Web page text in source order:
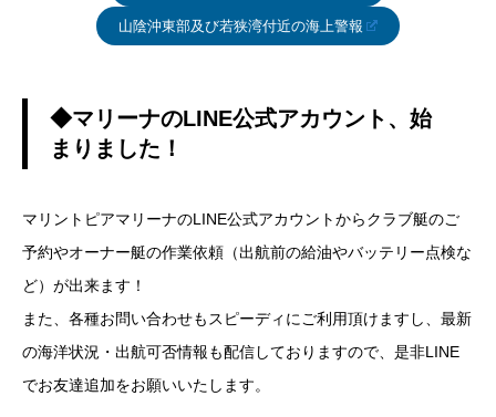
山陰沖東部及び若狭湾付近の海上警報
◆マリーナのLINE公式アカウント、始
まりました！
マリントピアマリーナのLINE公式アカウントからクラブ艇のご
予約やオーナー艇の作業依頼（出航前の給油やバッテリー点検な
ど）が出来ます！
また、各種お問い合わせもスピーディにご利用頂けますし、最新
の海洋状況・出航可否情報も配信しておりますので、是非LINE
でお友達追加をお願いいたします。